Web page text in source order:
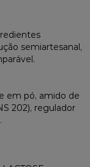
semiartesanal,
em pó, amido de
202), regulador